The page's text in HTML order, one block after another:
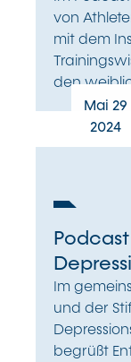
von
mit dem
den
Mai 29
2024
Im
und der
begrüßt